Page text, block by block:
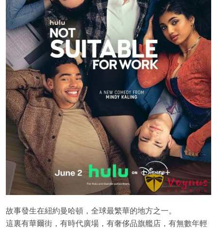
故事發生在紐約曼哈頓，全球最繁華的地方之一。
這裏有華爾街，有時代廣場，有奢侈品旗艦店，有無數年輕